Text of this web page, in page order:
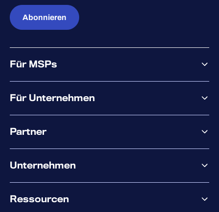
Abonnieren
Für MSPs
Für Unternehmen
XM
XDR
Co-Sicherheit
Partner
Services für den Partnererfolg
Co-Growth Community
Unternehmen
Erfolge & Zertifizierungen
Ressourcen